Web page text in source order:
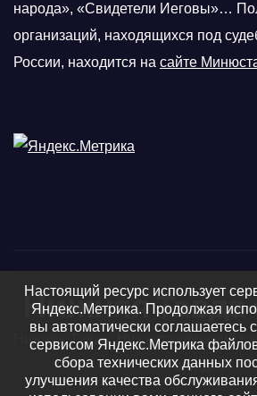
народа», «Свидетели Иеговы»…
организаций, находящихся под
России, находится на сайте
Нижняя Тавда
Нижняя Тавда, Нижнетавдинский
и видео
Настоящий ресурс использует
Яндекс.Метрика. Продолжая
вы автоматически соглашаетесь
сервисом Яндекс.Метрика
сбора технических данных
улучшения качества